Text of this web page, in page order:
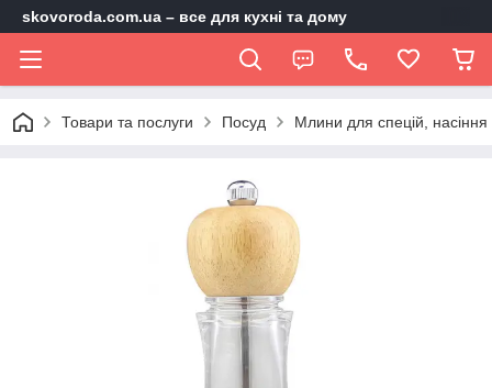
skovoroda.com.ua – все для кухні та дому
Товари та послуги Посуд Млини для спецій, насіння